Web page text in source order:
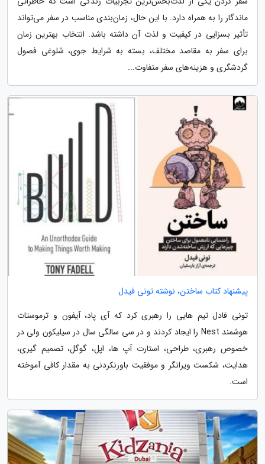
ماندگار را به همراه دارد. با این حال، زمان‌بندی مناسب در سفر می‌تواند
تأثیر بسزایی در کیفیت و لذت آن داشته باشد. انتخاب بهترین زمان
برای سفر به مقاصد مختلف، بسته به شرایط جوی، شلوغی فصول
گردشگری و هزینه‌های سفر متفاوت...
پیشنهاد کتاب ساختن، نوشته تونی فیدل
تونی فادل تیم هایی را رهبری کرد که آی پاد، آیفون و ترموستات
هوشمند Nest را ایجاد کردند و در سی سالگی سال در سیلیکون ولی در
خصوص رهبری، طراحی، استارت آپ ها، اپل، گوگل، تصمیم گیری،
هدایت، شکست ویرانگر و موفقیت باورنکردنی به مقدار کافی آموخته
است.